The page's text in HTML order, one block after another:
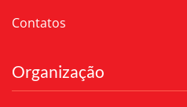
Contatos
Organização